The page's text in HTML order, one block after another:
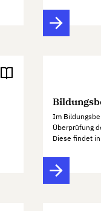
Im
Überprüfung
Diese findet